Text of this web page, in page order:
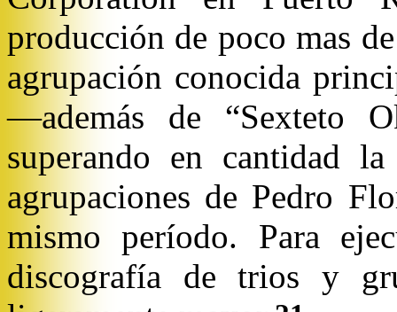
producción de poco mas
agrupación conocida
—además de “Sexteto
superando en cantidad
agrupaciones de Pedro
mismo período. Para
discografía de trios y